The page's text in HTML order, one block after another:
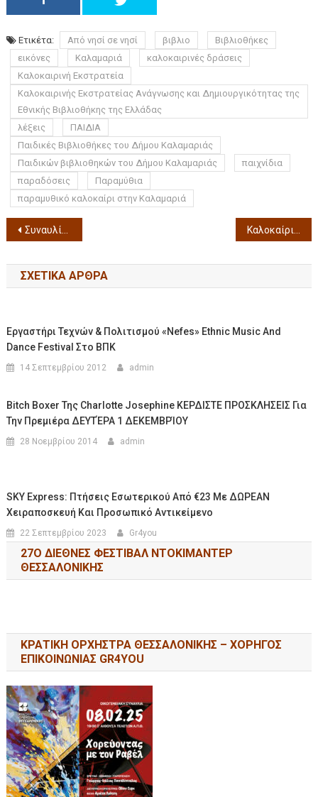
Ετικέτα: Από νησί σε νησί βιβλιο
Βιβλιοθήκες
εικόνες
Καλαμαριά
καλοκαιρινές δράσεις
Καλοκαιρινή Εκστρατεία
Καλοκαιρινής Εκστρατείας Ανάγνωσης και Δημιουργικότητας της
Εθνικής Βιβλιοθήκης της Ελλάδας
λέξεις
ΠΑΙΔΙΑ
Παιδικές Βιβλιοθήκες του Δήμου Καλαμαριάς
Παιδικών βιβλιοθηκών του Δήμου Καλαμαριάς
παιχνίδια
παραδόσεις
Παραμύθια
παραμυθικό καλοκαίρι στην Καλαμαριά
Συναυλία «ΑΙΓΑΙΟ» – ÆGN 23 ΙΟΥΛΙΟΥ 2025, 21:30 ΘΕΑΤΡΟ ΠΑΡΚΟΥ ΑΪ-ΓΙΑΝΝΗΣ ΔΕΤΗΣ στην Πάρο
ΣΧΕΤΙΚΆ ΆΡΘΡΑ
Εργαστήρι Τεχνών & Πολιτισμού «Nefes» Ethnic Music And
Dance Festival Στο ΒΠΚ
14 Σεπτεμβρίου 2012 admin
Bitch Boxer Της Charlotte Josephine ΚΕΡΔΙΣΤΕ ΠΡΟΣΚΛΗΣΕΙΣ Για
Την Πρεμιέρα ΔΕΥΤΈΡΑ 1 ΔΕΚΕΜΒΡΊΟΥ
28 Νοεμβρίου 2014 admin
SKY Express: Πτήσεις Εσωτερικού Από €23 Με ΔΩΡΕΑΝ
Χειραποσκευή Και Προσωπικό Αντικείμενο
22 Σεπτεμβρίου 2023 Gr4you
27Ο ΔΙΕΘΝΕΣ ΦΕΣΤΙΒΑΛ ΝΤΟΚΙΜΑΝΤΕΡ
ΘΕΣΣΑΛΟΝΙΚΗΣ
ΚΡΑΤΙΚΗ ΟΡΧΗΣΤΡΑ ΘΕΣΣΑΛΟΝΙΚΗΣ – ΧΟΡΗΓΟΣ
ΕΠΙΚΟΙΝΩΝΙΑΣ GR4YOU